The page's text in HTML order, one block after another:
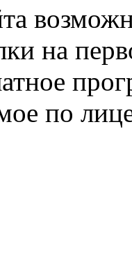
на
по